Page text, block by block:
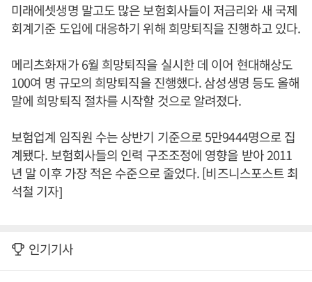
미래에셋생명 말고도 많은 보험회사들이 저금리와 새 국제
회계기준 도입에 대응하기 위해 희망퇴직을 진행하고 있다.
메리츠화재가 6월 희망퇴직을 실시한 데 이어 현대해상도
100여 명 규모의 희망퇴직을 진행했다. 삼성생명 등도 올해
말에 희망퇴직 절차를 시작할 것으로 알려졌다.
보험업계 임직원 수는 상반기 기준으로 5만9444명으로 집
계됐다. 보험회사들의 인력 구조조정에 영향을 받아 2011
년 말 이후 가장 적은 수준으로 줄었다. [비즈니스포스트 최
석철 기자]
인기기사